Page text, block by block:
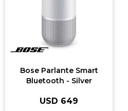
Bose Parlante Smart
Bluetooth - Silver
USD 649